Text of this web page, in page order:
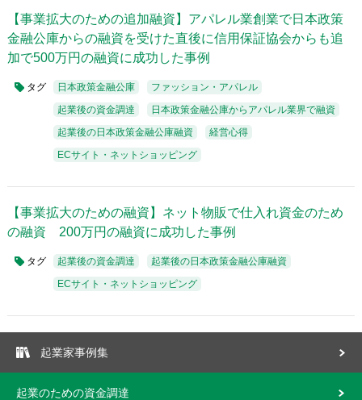
【事業拡大のための追加融資】アパレル業創業で日本政策
金融公庫からの融資を受けた直後に信用保証協会からも追
加で500万円の融資に成功した事例
タグ 日本政策金融公庫
ファッション・アパレル
起業後の資金調達
日本政策金融公庫からアパレル業界で融資
起業後の日本政策金融公庫融資
経営心得
ECサイト・ネットショッピング
【事業拡大のための融資】ネット物販で仕入れ資金のため
の融資 200万円の融資に成功した事例
タグ 起業後の資金調達
起業後の日本政策金融公庫融資
ECサイト・ネットショッピング
起業家事例集
起業のための資金調達